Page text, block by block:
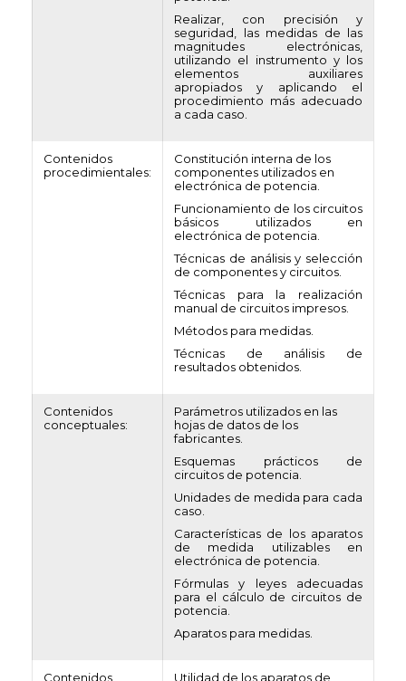
Realizar, con precisión y
seguridad, las medidas de las
magnitudes electrónicas,
utilizando el instrumento y los
elementos auxiliares
apropiados y aplicando el
procedimiento más adecuado
a cada caso.
Contenidos
procedimientales:
Constitución interna de los
componentes utilizados en
electrónica de potencia.
Funcionamiento de los circuitos
básicos utilizados en
electrónica de potencia.
Técnicas de análisis y selección
de componentes y circuitos.
Técnicas para la realización
manual de circuitos impresos.
Métodos para medidas.
Técnicas de análisis de
resultados obtenidos.
Contenidos
conceptuales:
Parámetros utilizados en las
hojas de datos de los
fabricantes.
Esquemas prácticos de
circuitos de potencia.
Unidades de medida para cada
caso.
Características de los aparatos
de medida utilizables en
electrónica de potencia.
Fórmulas y leyes adecuadas
para el cálculo de circuitos de
potencia.
Aparatos para medidas.
Contenidos
Utilidad de los aparatos de